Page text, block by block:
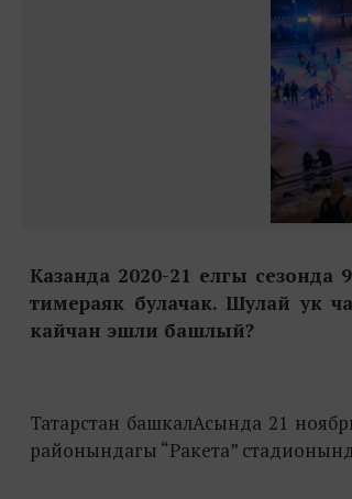
Казанда 2020-21 елгы
тимераяк булачак. Шулай ук
кайчан эшли башлый?
Татарстан башкалАсында 21
районындагы “Ракета”